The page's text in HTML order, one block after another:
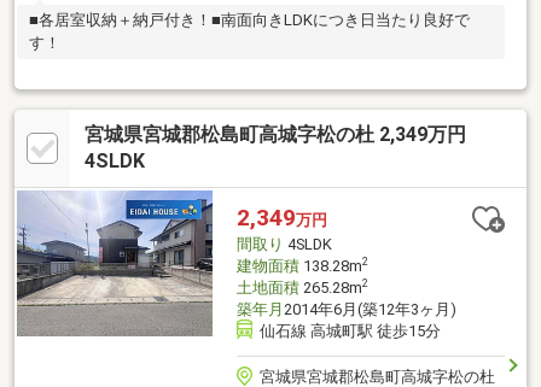
■各居室収納＋納戸付き！■南面向きLDKにつき日当たり良好で
す！
宮城県宮城郡松島町高城字松の杜 2,349万円
4SLDK
2,349万円
間取り 4SLDK
建物面積138.28m2
土地面積265.28m2
築年月 2014年6月(築12年3ヶ月)
仙石線 高城町駅 徒歩15分
宮城県宮城郡松島町高城字松の杜